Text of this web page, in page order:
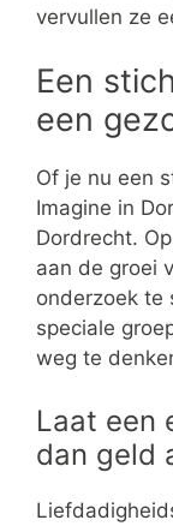
vervullen ze
Een
een
Of je nu een
Imagine in
Dordrecht.
aan de groei
onderzoek te
speciale
weg te
Laat een
dan geld